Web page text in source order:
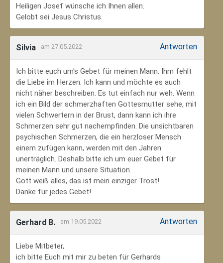
Heiligen Josef wünsche ich Ihnen allen.
Gelobt sei Jesus Christus.
Silvia am 27.05.2022 Antworten
Ich bitte euch um's Gebet für meinen Mann. Ihm fehlt
die Liebe im Herzen. Ich kann und möchte es auch
nicht näher beschreiben. Es tut einfach nur weh. Wenn
ich ein Bild der schmerzhaften Gottesmutter sehe, mit
vielen Schwertern in der Brust, dann kann ich ihre
Schmerzen sehr gut nachempfinden. Die unsichtbaren
psychischen Schmerzen, die ein herzloser Mensch
einem zufügen kann, werden mit den Jahren
unerträglich. Deshalb bitte ich um euer Gebet für
meinen Mann und unsere Situation.
Gott weiß alles, das ist mein einziger Trost!
Danke für jedes Gebet!
Gerhard B. am 19.05.2022 Antworten
Liebe Mitbeter,
ich bitte Euch mit mir zu beten für Gerhards